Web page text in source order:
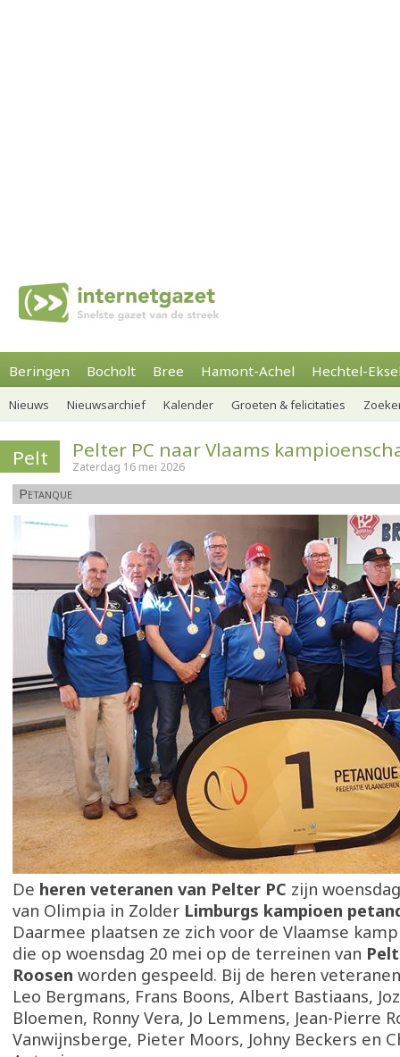
Beringen Bocholt Bree Hamont-Achel Hechtel-
Nieuws Nieuwsarchief Kalender Groeten & felicitaties
Pelt Pelter PC naar Vlaams
Zaterdag 16 mei 2026
Petanque
De heren veteranen van Pelter PC zijn
van Olimpia in Zolder Limburgs kampioen
Daarmee plaatsen ze zich voor de Vlaamse
die op woensdag 20 mei op de terreinen van
Roosen worden gespeeld. Bij de heren
Leo Bergmans, Frans Boons, Albert Bastiaans,
Bloemen, Ronny Vera, Jo Lemmens, Jean-Pierre
Vanwijnsberge, Pieter Moors, Johny Beckers en